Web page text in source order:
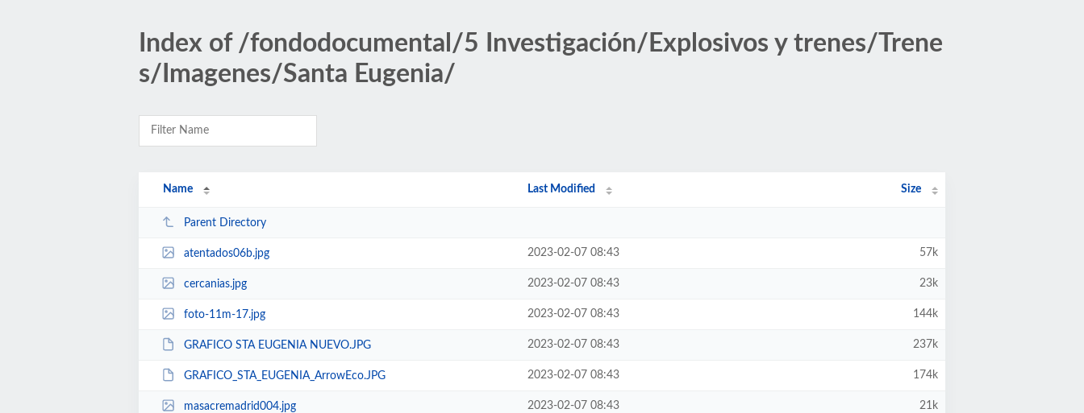
Index of /fondodocumental/5 Investigación/Explosivos y trenes/Trene
s/Imagenes/Santa Eugenia/
Name Last Modified Size
Parent Directory
atentados06b.jpg 2023-02-07 08:43 57k
cercanias.jpg 2023-02-07 08:43 23k
foto-11m-17.jpg 2023-02-07 08:43 144k
GRAFICO STA EUGENIA NUEVO.JPG 2023-02-07 08:43 237k
GRAFICO_STA_EUGENIA_ArrowEco.JPG 2023-02-07 08:43 174k
masacremadrid004.jpg 2023-02-07 08:43 21k